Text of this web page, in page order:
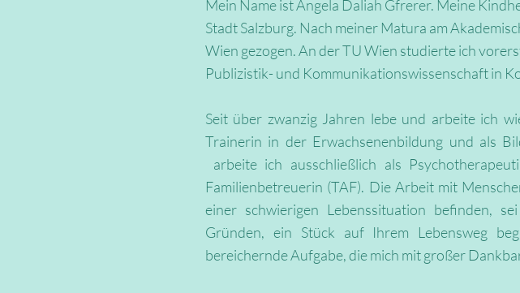
Mein Name ist Angela Daliah Gfrerer. Meine
Stadt Salzburg. Nach meiner Matura am
Wien gezogen.​ An der TU Wien studierte ich
Publizistik- und Kommunikationswissenschaft in
Seit über zwanzig Jahren lebe und arbeite ich
Trainerin in der Erwachsenenbildung und als
arbeite ich ausschließlich als
Familienbetreuerin (TAF). Die Arbeit mit
einer schwierigen Lebenssituation befinden,
Gründen, ein Stück auf Ihrem Lebensweg
bereichernde Aufgabe, die mich mit großer